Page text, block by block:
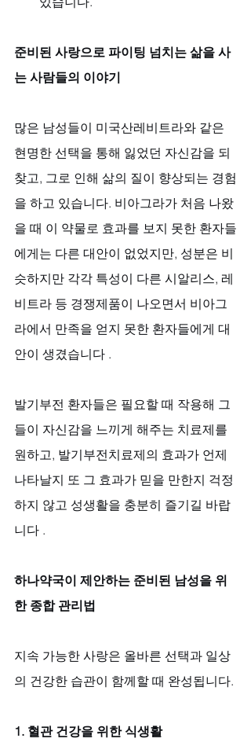
준비된 사랑으로 파이팅 넘치는 삶을 사
는 사람들의 이야기
많은 남성들이 미국산레비트라와 같은
현명한 선택을 통해 잃었던 자신감을 되
찾고, 그로 인해 삶의 질이 향상되는 경험
을 하고 있습니다. 비아그라가 처음 나왔
을 때 이 약물로 효과를 보지 못한 환자들
에게는 다른 대안이 없었지만, 성분은 비
슷하지만 각각 특성이 다른 시알리스, 레
비트라 등 경쟁제품이 나오면서 비아그
라에서 만족을 얻지 못한 환자들에게 대
안이 생겼습니다 .
발기부전 환자들은 필요할 때 작용해 그
들이 자신감을 느끼게 해주는 치료제를
원하고, 발기부전치료제의 효과가 언제
나타날지 또 그 효과가 믿을 만한지 걱정
하지 않고 성생활을 충분히 즐기길 바랍
니다 .
하나약국이 제안하는 준비된 남성을 위
한 종합 관리법
지속 가능한 사랑은 올바른 선택과 일상
의 건강한 습관이 함께할 때 완성됩니다.
1. 혈관 건강을 위한 식생활